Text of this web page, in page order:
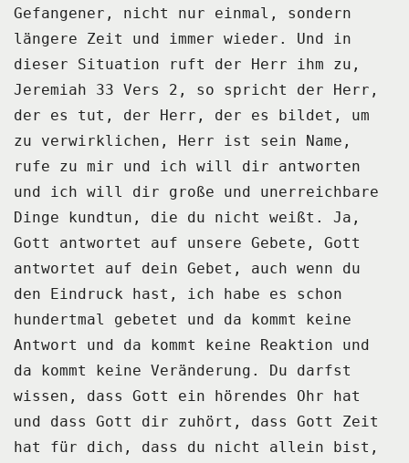
Gefangener, nicht nur einmal, sondern
längere
Zeit und immer wieder.
Und in
dieser Situation ruft der Herr ihm zu,
Jeremiah 33 Vers 2, so spricht der Herr,
der es tut, der Herr, der es bildet, um
zu verwirklichen, Herr ist sein Name,
rufe zu mir und ich will dir antworten
und ich will dir große und unerreichbare
Dinge kundtun,
die du nicht weißt.
Ja,
Gott antwortet auf unsere Gebete, Gott
antwortet auf dein Gebet, auch wenn du
den
Eindruck hast, ich habe es schon
hundertmal gebetet und da kommt keine
Antwort und da
kommt keine Reaktion und
da kommt keine Veränderung.
Du darfst
wissen, dass Gott ein hörendes Ohr hat
und dass Gott dir zuhört, dass Gott
Zeit
hat für dich, dass du nicht allein bist,